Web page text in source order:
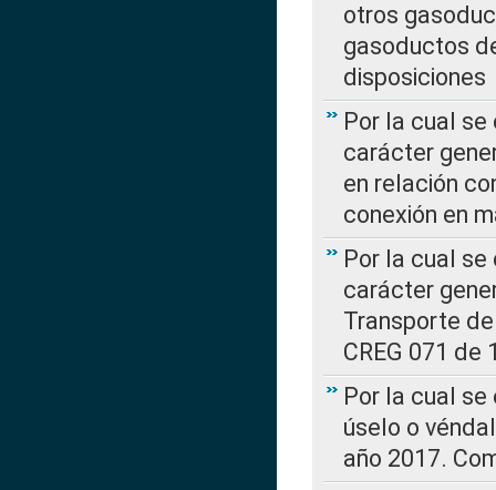
otros
gasoductos
disposiciones
Por la cual
carácter
en relación
conexión en
Por la cual
carácter
Transporte
CREG 071 de
Por la cual
úselo o
año 2017.